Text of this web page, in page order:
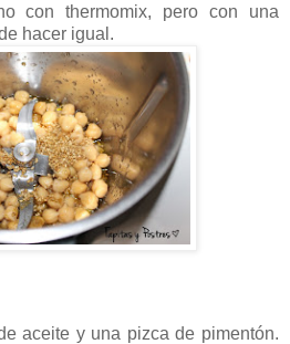
con thermomix, pero con una
hacer igual.
aceite y una pizca de pimentón.